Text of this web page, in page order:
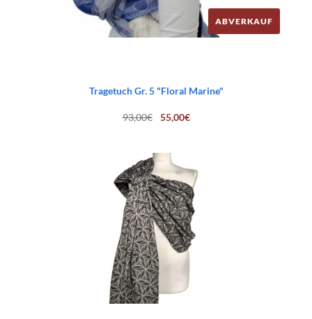
ABVERKAUF
Tragetuch Gr. 5 "Floral Marine"
93,00€
Ursprünglicher
Preis
55,00€Aktueller